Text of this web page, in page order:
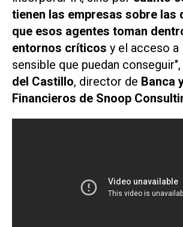
tienen las empresas sobre las
que esos agentes toman
entornos críticos y el acceso
sensible que puedan
del Castillo, director de Banca
Financieros de Snoop